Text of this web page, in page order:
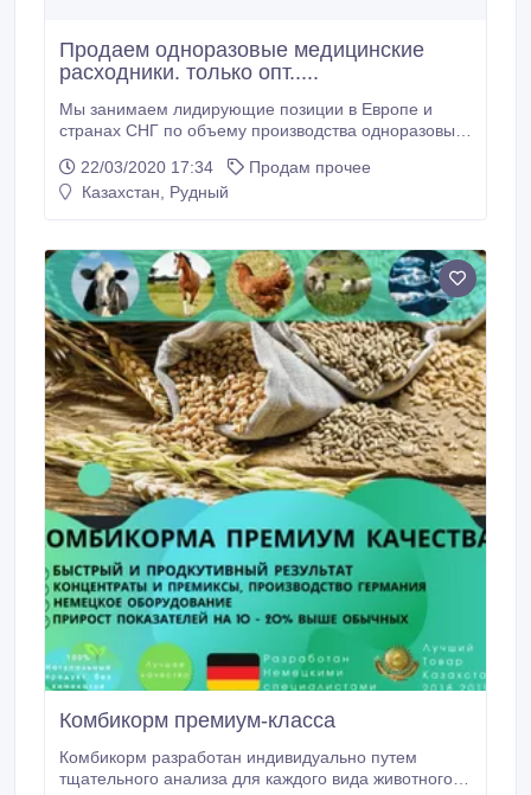
Продаем одноразовые медицинские
расходники. только опт.....
Мы занимаем лидирующие позиции в Европе и
странах СНГ по объему производства одноразовых
масок в год. Со все й продукцией вы можете
ознакомиться на сайте. Основным направлением
рассадников из нетканых материалов последнего
поколения.
22/03/2020 17:34
Продам прочее
Казахстан, Рудный
Комбикорм премиум-класса
Комбикорм разработан индивидуально путем
тщательного анализа для каждого вида животного